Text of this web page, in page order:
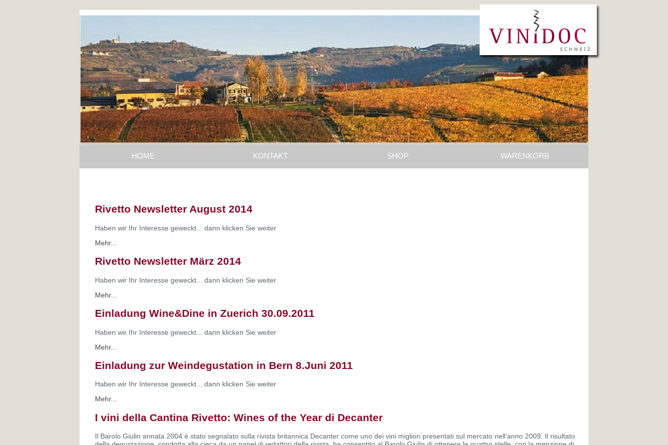
HOME KONTAKT SHOP WARENKORB
Rivetto Newsletter August 2014
Haben wir Ihr Interesse geweckt... dann klicken Sie weiter
Mehr...
Rivetto Newsletter März 2014
Haben wir Ihr Interesse geweckt... dann klicken Sie weiter
Mehr...
Einladung Wine&Dine in Zuerich 30.09.2011
Haben wir Ihr Interesse geweckt... dann klicken Sie weiter
Mehr...
Einladung zur Weindegustation in Bern 8.Juni 2011
Haben wir Ihr Interesse geweckt... dann klicken Sie weiter
Mehr...
I vini della Cantina Rivetto: Wines of the Year di Decanter
Il Barolo Giulin annata 2004 è stato segnalato sulla rivista britannica Decanter come uno dei vini migliori presentati sul mercato nell’anno 2009. Il risultato